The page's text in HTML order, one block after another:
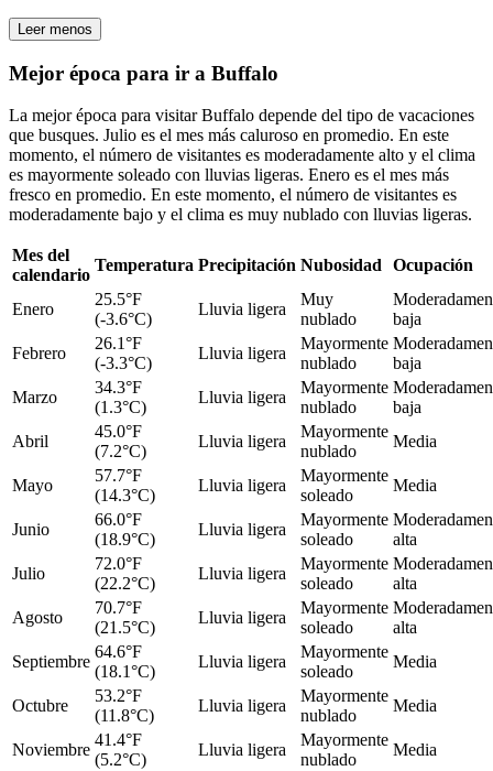
Leer menos
Mejor época para ir a Buffalo
La mejor época para visitar Buffalo depende del tipo de vacaciones
que busques. Julio es el mes más caluroso en promedio. En este
momento, el número de visitantes es moderadamente alto y el clima
es mayormente soleado con lluvias ligeras. Enero es el mes más
fresco en promedio. En este momento, el número de visitantes es
moderadamente bajo y el clima es muy nublado con lluvias ligeras.
Mes del
calendario
Temperatura Precipitación Nubosidad Ocupación
Enero
25.5°F
(-3.6°C)
Lluvia ligera
Muy
nublado
baja
Febrero
26.1°F
(-3.3°C)
Lluvia ligera
Mayormente
nublado
baja
Marzo
34.3°F
(1.3°C)
Lluvia ligera
Mayormente
nublado
baja
Abril
45.0°F
(7.2°C)
Lluvia ligera
Mayormente
nublado
Media
Mayo
57.7°F
(14.3°C)
Lluvia ligera
Mayormente
soleado
Media
Junio
66.0°F
(18.9°C)
Lluvia ligera
Mayormente
soleado
alta
Julio
72.0°F
(22.2°C)
Lluvia ligera
Mayormente
soleado
alta
Agosto
70.7°F
(21.5°C)
Lluvia ligera
Mayormente
soleado
alta
Septiembre
64.6°F
(18.1°C)
Lluvia ligera
Mayormente
soleado
Media
Octubre
53.2°F
(11.8°C)
Lluvia ligera
Mayormente
nublado
Media
Noviembre
41.4°F
(5.2°C)
Lluvia ligera
Mayormente
nublado
Media